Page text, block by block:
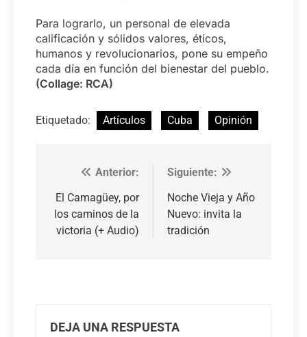
Para lograrlo, un personal de elevada
calificación y sólidos valores, éticos,
humanos y revolucionarios, pone su empeño
cada día en función del bienestar del pueblo.
(Collage: RCA)
Etiquetado: Artículos Cuba Opinión
Navegación
de
entradas
Anterior:
El Camagüey, por
los caminos de la
victoria (+ Audio)
Siguiente:
Noche Vieja y Año
Nuevo: invita la
tradición
DEJA UNA RESPUESTA